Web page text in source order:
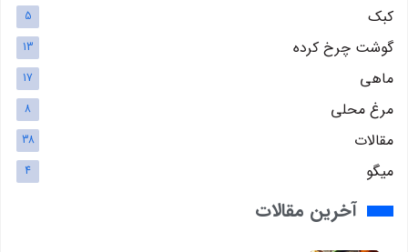
کبک 5
گوشت چرخ کرده 13
ماهی 17
مرغ محلی 8
مقالات 38
میگو 4
آخرین مقالات